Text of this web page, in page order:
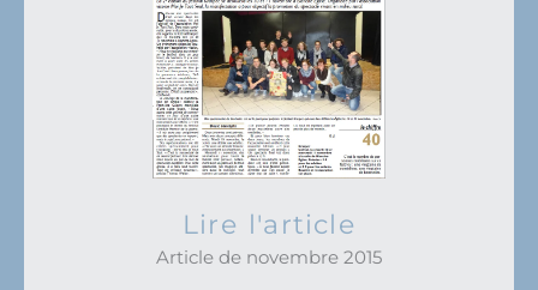
Lire l'article
Article de novembre 2015